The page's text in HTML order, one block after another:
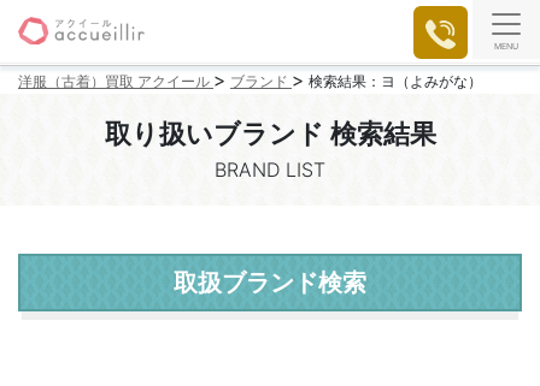
MENU
洋服（古着）買取 アクイール > ブランド > 検索結果：ヨ（よみがな）
取り扱いブランド 検索結果
BRAND LIST
取扱ブランド検索